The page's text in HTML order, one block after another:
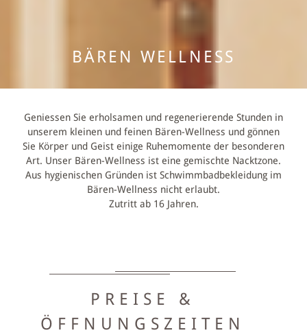
BÄREN WELLNESS
Geniessen Sie erholsamen und regenerierende Stunden in
unserem kleinen und feinen Bären-Wellness und gönnen
Sie Körper und Geist einige Ruhemomente der besonderen
Art. Unser Bären-Wellness ist eine gemischte Nacktzone.
Aus hygienischen Gründen ist Schwimmbadbekleidung im
Bären-Wellness nicht erlaubt.
Zutritt ab 16 Jahren.
PREISE &
ÖFFNUNGSZEITEN